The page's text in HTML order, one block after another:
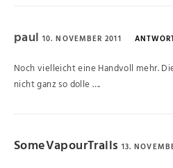
paul 10. NOVEMBER 2011
Noch vielleicht eine Handvoll mehr.
nicht ganz so dolle ….
SomeVapourTrails 13.